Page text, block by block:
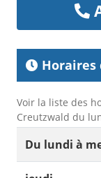
Voir la liste des
Creutzwald du
Du lundi à